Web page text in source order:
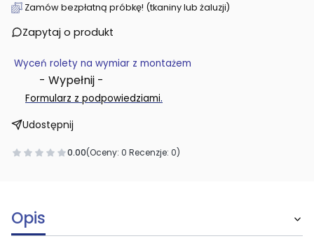
Zamów bezpłatną próbkę! (tkaniny lub żaluzji)
Zapytaj o produkt
Wyceń rolety na wymiar z montażem
- Wypełnij -
Formularz z podpowiedziami.
Udostępnij
0.00(Oceny: 0 Recenzje: 0)
Opis